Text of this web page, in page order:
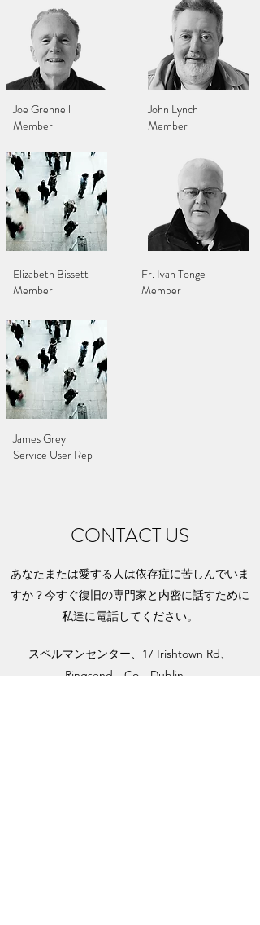
CONTACT US
あなたまたは愛する人は依存症に苦しんでいま
すか？今すぐ復旧の専門家と内密に話すために
私達に電話してください。
スペルマンセンター、17 Irishtown Rd、
Ringsend、Co。Dublin、
Joe Grennell
Member
John Lynch
Member
Elizabeth Bissett
Member
Fr. Ivan Tonge
Member
James Grey
Service User Rep